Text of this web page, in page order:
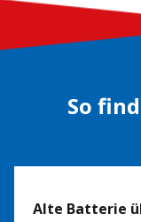
So
Alte Batterie